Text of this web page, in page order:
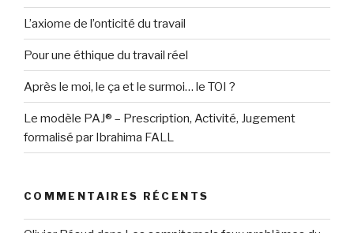
L’axiome de l’onticité du travail
Pour une éthique du travail réel
Après le moi, le ça et le surmoi… le TOI ?
Le modèle PAJ® – Prescription, Activité, Jugement
formalisé par Ibrahima FALL
COMMENTAIRES RÉCENTS